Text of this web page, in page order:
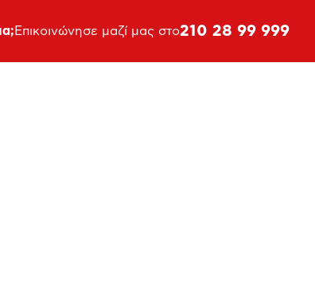
Επικοινώνησε μαζί μας στο210 28 99 999